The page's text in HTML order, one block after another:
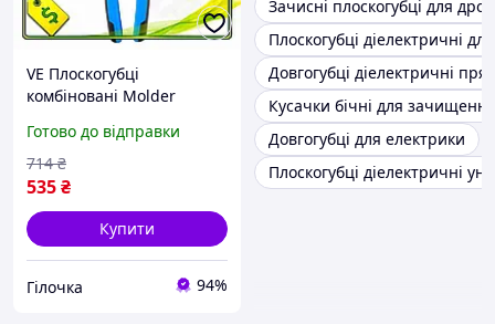
VE Плоскогубці
комбіновані Molder
скручування дроту та
утримання деталей із
двок N6W_VER
Готово до відправки
535₴
714 ₴
Купити
Гілочка 94%
Зачисні плоскогубці для
Плоскогубці діелектричні
Довгогубці діелектричні
Кусачки бічні для
Довгогубці для електрики
Плоскогубці діелектричні